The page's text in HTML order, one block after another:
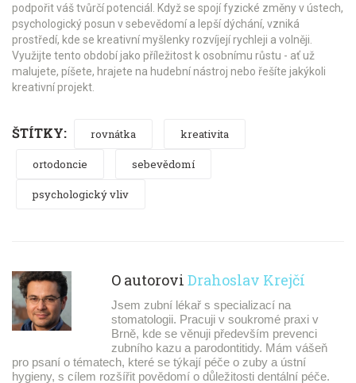
podpořit váš tvůrčí potenciál. Když se spojí fyzické změny v ústech,
psychologický posun v sebevědomí a lepší dýchání, vzniká
prostředí, kde se kreativní myšlenky rozvíjejí rychleji a volněji.
Využijte tento období jako příležitost k osobnímu růstu - ať už
malujete, píšete, hrajete na hudební nástroj nebo řešíte jakýkoli
kreativní projekt.
ŠTÍTKY: rovnátka kreativita
ortodoncie sebevědomí
psychologický vliv
O autorovi Drahoslav Krejčí
Jsem zubní lékař s specializací na
stomatologii. Pracuji v soukromé praxi v
Brně, kde se věnuji především prevenci
zubního kazu a parodontitidy. Mám vášeň
pro psaní o tématech, které se týkají péče o zuby a ústní
hygieny, s cílem rozšířit povědomí o důležitosti dentální péče.